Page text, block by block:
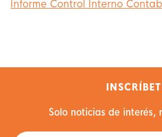
Informe Control Interno
Solo noticias de interés,